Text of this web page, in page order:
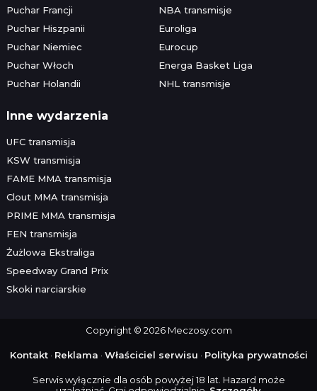
Puchar Francji
Puchar Hiszpanii
Puchar Niemiec
Puchar Włoch
Puchar Holandii
NBA transmisje
Euroliga
Eurocup
Energa Basket Liga
NHL transmisje
Inne wydarzenia
UFC transmisja
KSW transmisja
FAME MMA transmisja
Clout MMA transmisja
PRIME MMA transmisja
FEN transmisja
Żużlowa Ekstraliga
Speedway Grand Prix
Skoki narciarskie
Copyright © 2026 Meczosy.com
Kontakt· Reklama · Właściciel serwisu · Polityka prywatności
Serwis wyłącznie dla osób powyżej 18 lat. Hazard może